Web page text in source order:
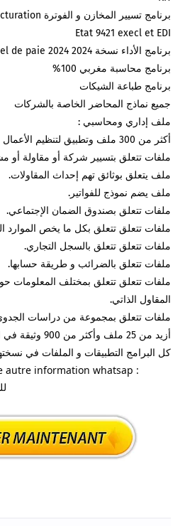
برنامج محاسبة مغربي 100%
كل البرامج التطبيقات و الملفات في
autre information whatsap :